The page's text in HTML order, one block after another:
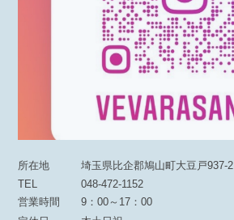
所在地
埼玉県比企郡鳩山町大豆戸937-2
TEL
048-472-1152
営業時間
9：00～17：00